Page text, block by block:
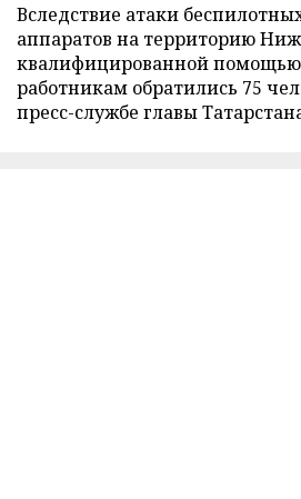
Вследствие атаки
аппаратов на территорию
квалифицированной
работникам обратились 75
пресс-службе главы